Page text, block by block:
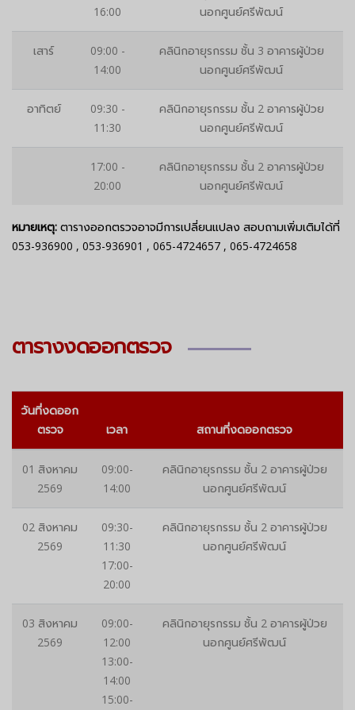
16:00
นอกศูนย์ศรีพัฒน์
เสาร์
09:00 -
14:00
คลินิกอายุรกรรม ชั้น 3 อาคารผู้ป่วย
นอกศูนย์ศรีพัฒน์
อาทิตย์
09:30 -
11:30
คลินิกอายุรกรรม ชั้น 2 อาคารผู้ป่วย
นอกศูนย์ศรีพัฒน์
17:00 -
20:00
คลินิกอายุรกรรม ชั้น 2 อาคารผู้ป่วย
นอกศูนย์ศรีพัฒน์
หมายเหตุ: ตารางออกตรวจอาจมีการเปลี่ยนแปลง สอบถามเพิ่มเติมได้ที่
053-936900 , 053-936901 , 065-4724657 , 065-4724658
ตารางงดออกตรวจ
วันที่งดออก
ตรวจ
เวลา สถานที่งดออกตรวจ
01 สิงหาคม
2569
09:00-
14:00
คลินิกอายุรกรรม ชั้น 2 อาคารผู้ป่วย
นอกศูนย์ศรีพัฒน์
02 สิงหาคม
2569
09:30-
11:30
17:00-
20:00
คลินิกอายุรกรรม ชั้น 2 อาคารผู้ป่วย
นอกศูนย์ศรีพัฒน์
03 สิงหาคม
2569
09:00-
12:00
13:00-
14:00
15:00-
คลินิกอายุรกรรม ชั้น 2 อาคารผู้ป่วย
นอกศูนย์ศรีพัฒน์